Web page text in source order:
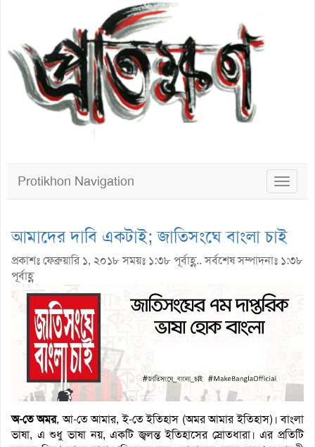
Toggle
Protikhon Navigation
আমাদের দাবি একটাই; জাতিসংঘে বাংলা চাই
প্রকাশঃ ফেব্রুয়ারি ১, ২০১৮ সময়ঃ ১:৩৮ পূর্বাহ্ণ.. সর্বশেষ সম্পাদনাঃ ১:৩৮
পূর্বাহ্ণ
অ-তে অমর, আ-তে আমার, ই-তে ইতিহাস (অমর আমার ইতিহাস)। বাংলা
ভাষা, এ শুধু ভাষা নয়, একটি জ্বলন্ত ইতিহাসের স্রোতধারা। এর প্রতিটি